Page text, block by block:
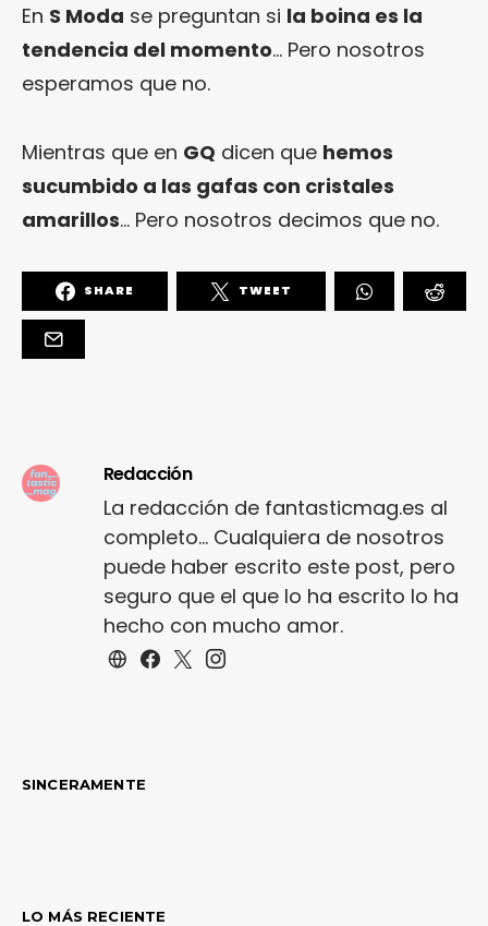
En S Moda se preguntan si la boina es la
tendencia del momento… Pero nosotros
esperamos que no.
Mientras que en GQ dicen que hemos
sucumbido a las gafas con cristales
amarillos… Pero nosotros decimos que no.
SHARE TWEET
Redacción
La redacción de fantasticmag.es al
completo... Cualquiera de nosotros
puede haber escrito este post, pero
seguro que el que lo ha escrito lo ha
hecho con mucho amor.
SINCERAMENTE
LO MÁS RECIENTE